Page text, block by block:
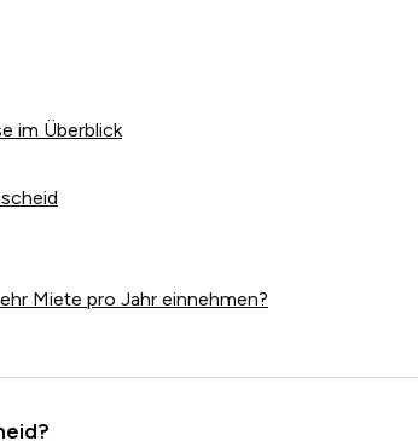
im Überblick
Miete pro Jahr einnehmen?